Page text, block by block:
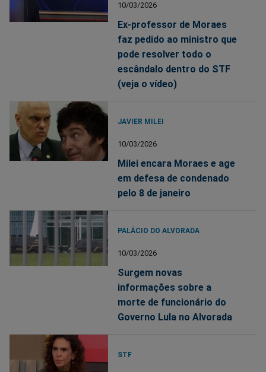
10/03/2026
Ex-professor de Moraes
faz pedido ao ministro que
pode resolver todo o
escândalo dentro do STF
(veja o vídeo)
JAVIER MILEI
10/03/2026
Milei encara Moraes e age
em defesa de condenado
pelo 8 de janeiro
PALÁCIO DO ALVORADA
10/03/2026
Surgem novas
informações sobre a
morte de funcionário do
Governo Lula no Alvorada
STF